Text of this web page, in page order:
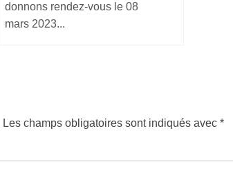
donnons rendez-vous le 08
mars 2023...
Les champs obligatoires sont indiqués avec *